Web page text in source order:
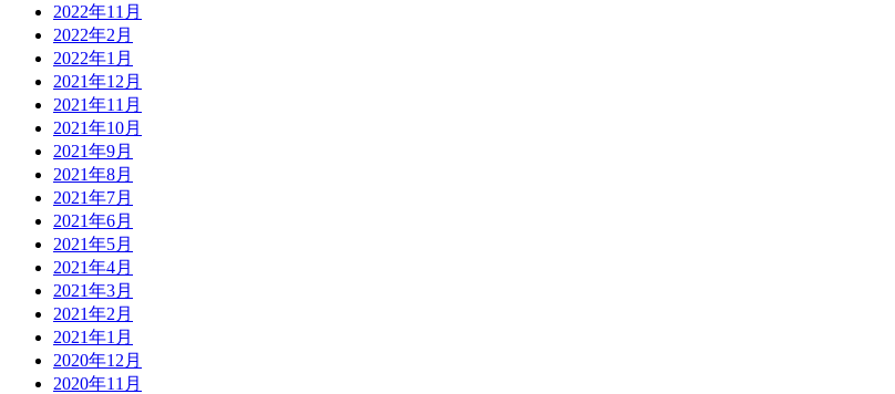
2022年11月
2022年2月
2022年1月
2021年12月
2021年11月
2021年10月
2021年9月
2021年8月
2021年7月
2021年6月
2021年5月
2021年4月
2021年3月
2021年2月
2021年1月
2020年12月
2020年11月